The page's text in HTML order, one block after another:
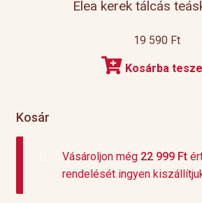
Elea kerek tálcás
19 590 Ft
Kosárba
Kosár
Vásároljon még 22 999 Ft
rendelését ingyen